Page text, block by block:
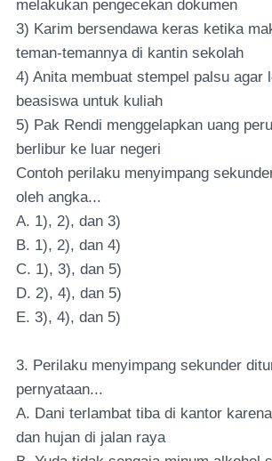
melakukan pengecekan dokumen
3) Karim bersendawa keras ketika
teman-temannya di kantin sekolah
4) Anita membuat stempel palsu agar
beasiswa untuk kuliah
5) Pak Rendi menggelapkan uang
berlibur ke luar negeri
Contoh perilaku menyimpang
oleh angka...
A. 1), 2), dan 3)
B. 1), 2), dan 4)
C. 1), 3), dan 5)
D. 2), 4), dan 5)
E. 3), 4), dan 5)
3. Perilaku menyimpang sekunder
pernyataan...
A. Dani terlambat tiba di kantor
dan hujan di jalan raya